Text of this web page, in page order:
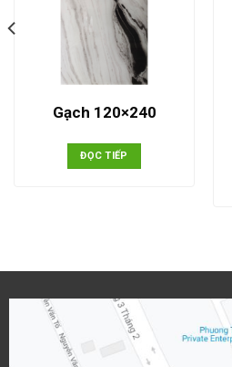
Gạch 120×240
ĐỌC TIẾP